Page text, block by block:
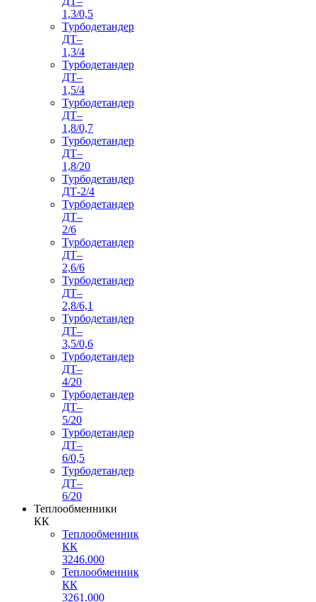
1,3/0,5
Турбодетандер
ДТ–
1,3/4
Турбодетандер
ДТ–
1,5/4
Турбодетандер
ДТ–
1,8/0,7
Турбодетандер
ДТ–
1,8/20
Турбодетандер
ДТ-2/4
Турбодетандер
ДТ–
2/6
Турбодетандер
ДТ–
2,6/6
Турбодетандер
ДТ–
2,8/6,1
Турбодетандер
ДТ–
3,5/0,6
Турбодетандер
ДТ–
4/20
Турбодетандер
ДТ–
5/20
Турбодетандер
ДТ–
6/0,5
Турбодетандер
ДТ–
6/20
Теплообменники
КК
Теплообменник
КК
3246.000
Теплообменник
КК
3261.000